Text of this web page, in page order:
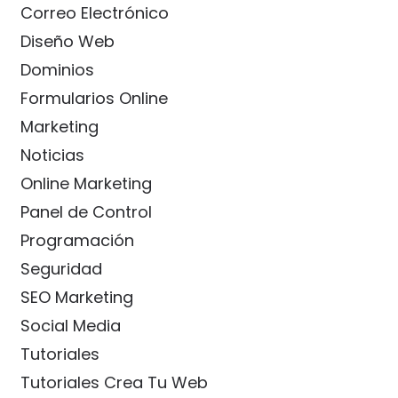
Correo Electrónico
Diseño Web
Dominios
Formularios Online
Marketing
Noticias
Online Marketing
Panel de Control
Programación
Seguridad
SEO Marketing
Social Media
Tutoriales
Tutoriales Crea Tu Web